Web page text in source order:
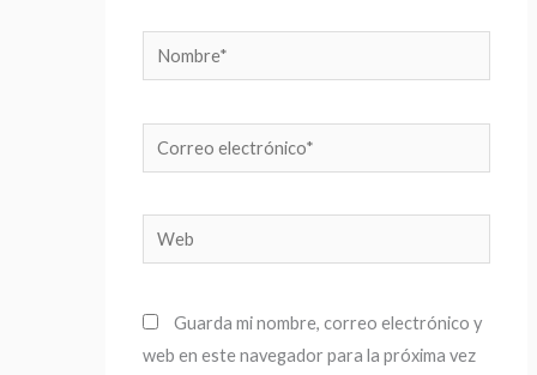
Nombre*
Correo
electrónico*
Web
Guarda mi nombre, correo electrónico y
web en este navegador para la próxima vez